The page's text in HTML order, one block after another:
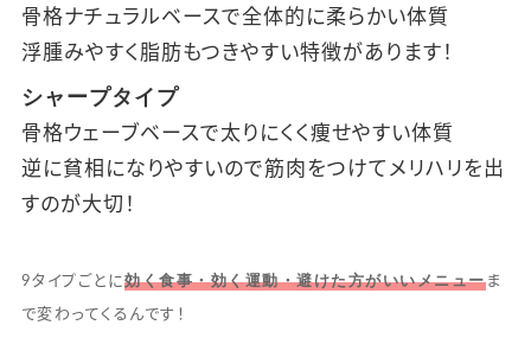
骨格ナチュラルベースで全体的に柔らかい体質
浮腫みやすく脂肪もつきやすい特徴があります！
シャープタイプ
骨格ウェーブベースで太りにくく痩せやすい体質
逆に貧相になりやすいので筋肉をつけてメリハリを出
すのが大切！
9タイプごとに効く食事・効く運動・避けた方がいいメニューま
で変わってくるんです！